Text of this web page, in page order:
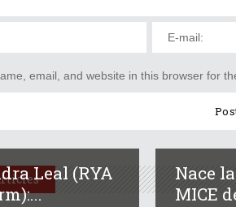
email, and website in this browser for
Leal (RYA
Nace
MICE